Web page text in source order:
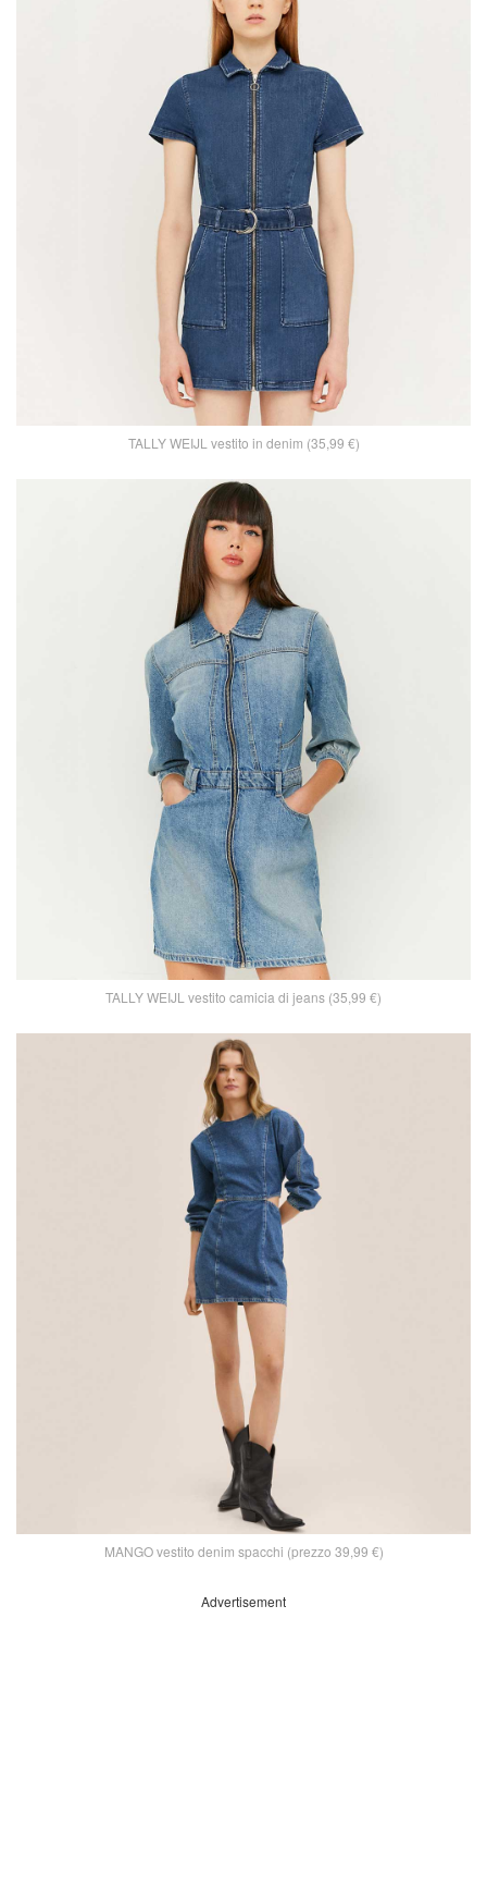
TALLY WEIJL vestito in denim (35,99 €)
TALLY WEIJL vestito camicia di jeans (35,99 €)
MANGO vestito denim spacchi (prezzo 39,99 €)
Advertisement